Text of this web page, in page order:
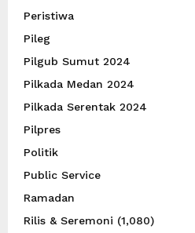
Peristiwa
Pileg
Pilgub Sumut 2024
Pilkada Medan 2024
Pilkada Serentak 2024
Pilpres
Politik
Public Service
Ramadan
Rilis & Seremoni (1,080)